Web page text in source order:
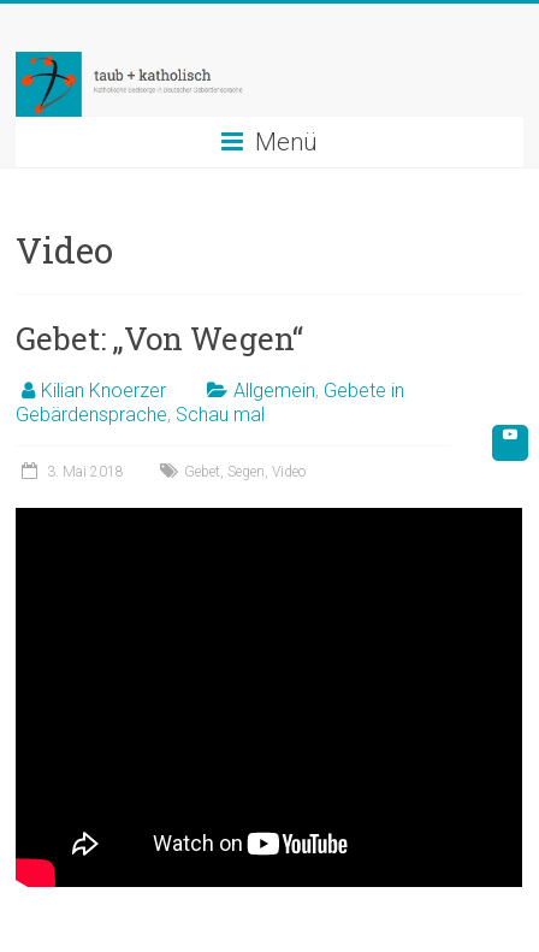
springen
taub
+
katholisch
in
Menü
Video
Gebet: „Von Wegen“
Kilian Knoerzer Allgemein, Gebete in
Gebärdensprache, Schau mal
3. Mai 2018 Gebet Segen ,Video